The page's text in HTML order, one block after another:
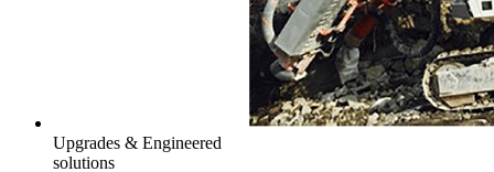
Upgrades & Engineered
solutions